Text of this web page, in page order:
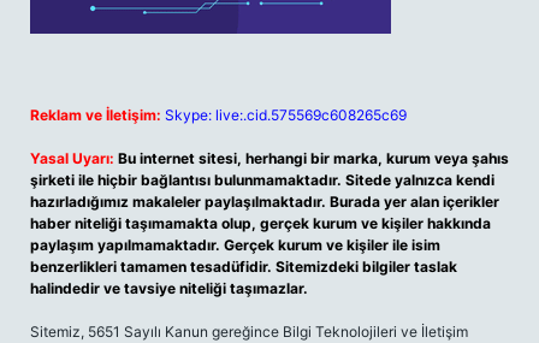
Reklam ve İletişim: Skype: live:.cid.575569c608265c69
Yasal Uyarı: Bu internet sitesi, herhangi bir marka, kurum veya şahıs
şirketi ile hiçbir bağlantısı bulunmamaktadır. Sitede yalnızca kendi
hazırladığımız makaleler paylaşılmaktadır. Burada yer alan içerikler
haber niteliği taşımamakta olup, gerçek kurum ve kişiler hakkında
paylaşım yapılmamaktadır. Gerçek kurum ve kişiler ile isim
benzerlikleri tamamen tesadüfidir. Sitemizdeki bilgiler taslak
halindedir ve tavsiye niteliği taşımazlar.
Sitemiz, 5651 Sayılı Kanun gereğince Bilgi Teknolojileri ve İletişim